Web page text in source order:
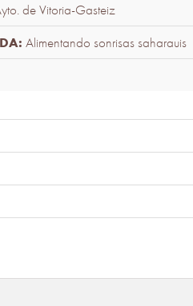
de Vitoria-Gasteiz
Alimentando sonrisas saharauis